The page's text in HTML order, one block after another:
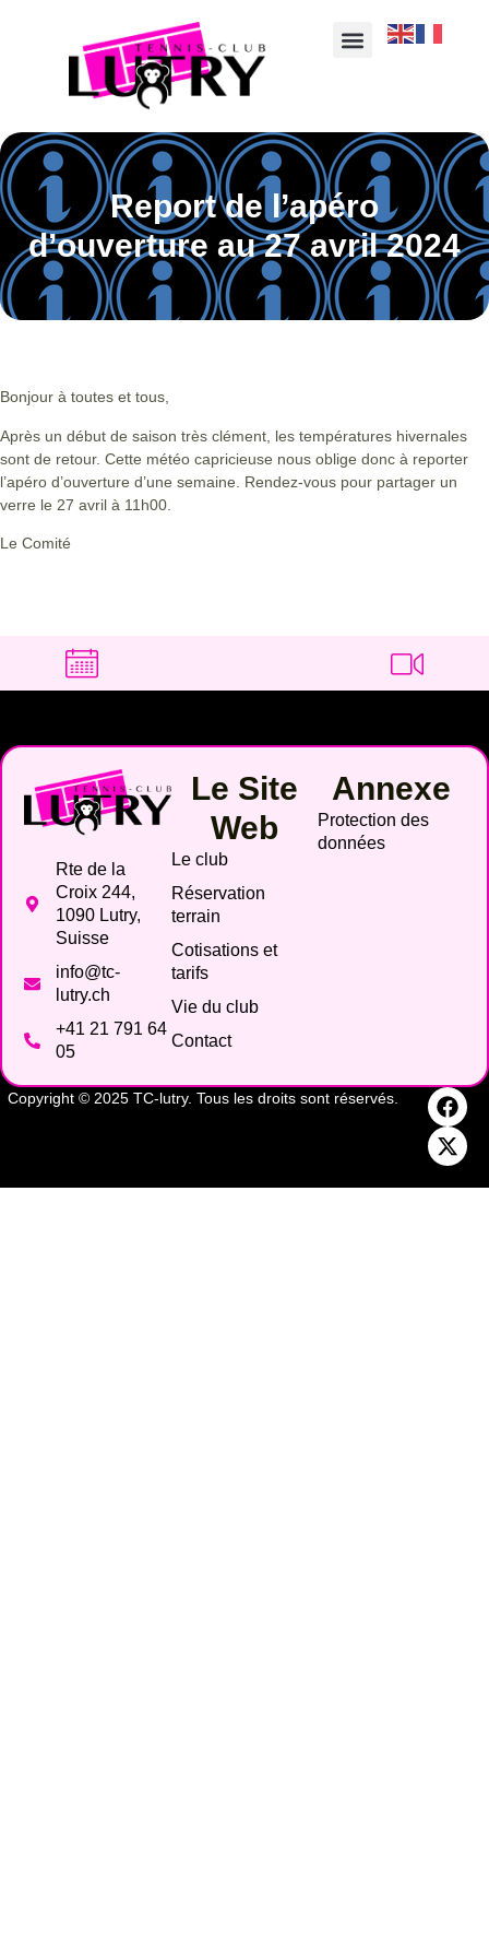
Report de l’apéro
d’ouverture au 27 avril 2024
Bonjour à toutes et tous,
Après un début de saison très clément, les températures hivernales
sont de retour. Cette météo capricieuse nous oblige donc à reporter
l’apéro d’ouverture d’une semaine. Rendez-vous pour partager un
verre le 27 avril à 11h00.
Le Comité
Rte de la
Croix 244,
1090 Lutry,
Suisse
info@tc-
lutry.ch
+41 21 791 64
05
Le Site
Web
Le club
Réservation
terrain
Cotisations et
tarifs
Vie du club
Contact
Annexe
Protection des
données
Copyright © 2025 TC-lutry. Tous les droits sont réservés.